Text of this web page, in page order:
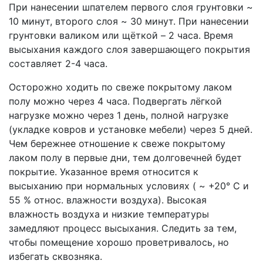
При нанесении шпателем первого слоя грунтовки ~
10 минут, второго слоя ~ 30 минут. При нанесении
грунтовки валиком или щёткой – 2 часа. Время
высыхания каждого слоя завершающего покрытия
составляет 2-4 часа.
Осторожно ходить по свеже покрытому лаком
полу можно через 4 часа. Подвергать лёгкой
нагрузке можно через 1 день, полной нагрузке
(укладке ковров и установке мебели) через 5 дней.
Чем бережнее отношение к свеже покрытому
лаком полу в первые дни, тем долговечней будет
покрытие. Указанное время относится к
высыханию при нормальных условиях ( ~ +20° С и
55 % относ. влажности воздуха). Высокая
влажность воздуха и низкие температуры
замедляют процесс высыхания. Следить за тем,
чтобы помещение хорошо проветривалось, но
избегать сквозняка.